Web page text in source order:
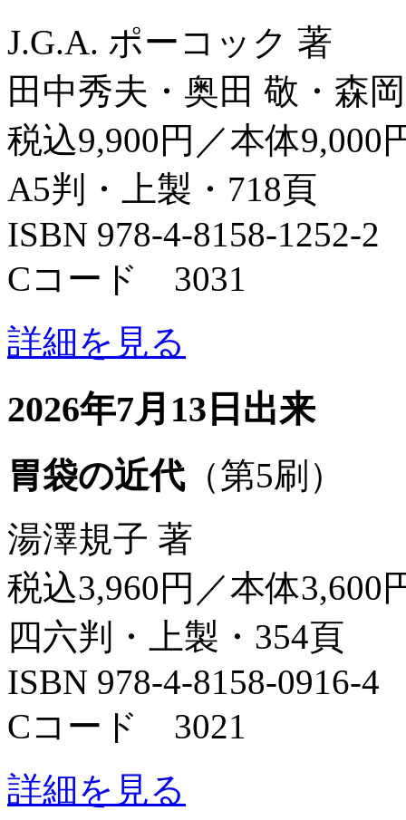
J.G.A. ポーコック 著
田中秀夫・奥田 敬・森
税込9,900円／本体9,000
A5判・上製・718頁
ISBN 978-4-8158-1252-2
Cコード 3031
詳細を見る
2026年7月13日出来
胃袋の近代（第5刷）
湯澤規子 著
税込3,960円／本体3,600
四六判・上製・354頁
ISBN 978-4-8158-0916-4
Cコード 3021
詳細を見る